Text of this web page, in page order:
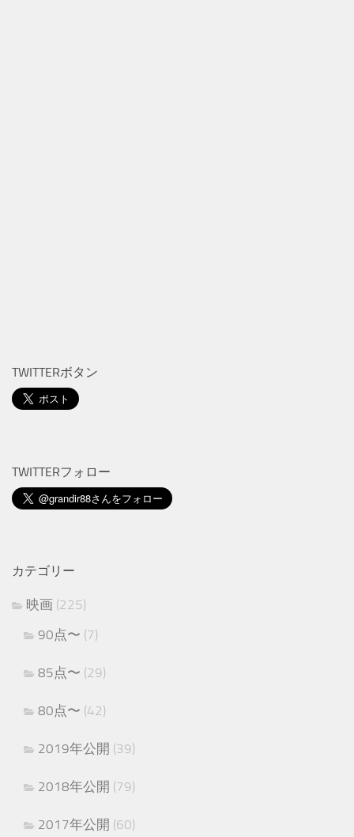
TWITTERボタン
TWITTERフォロー
カテゴリー
映画 (225)
90点〜 (7)
85点〜 (29)
80点〜 (42)
2019年公開 (39)
2018年公開 (79)
2017年公開 (60)